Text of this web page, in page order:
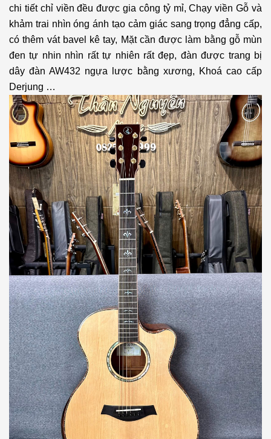
chi tiết chỉ viền đều được gia công tỷ mỉ, Chạy viền Gỗ và
khảm trai nhìn óng ánh tạo cảm giác sang trọng đẳng cấp,
có thêm vát bavel kê tay, Mặt cần được làm bằng gỗ mùn
đen tự nhin nhìn rất tự nhiên rất đẹp, đàn được trang bị
dây đàn AW432 ngựa lược bằng xương, Khoá cao cấp
Derjung …